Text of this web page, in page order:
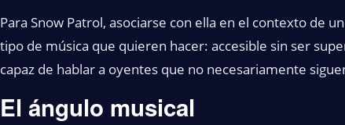
Para Snow Patrol, asociarse con ella en el contexto de
tipo de música que quieren hacer: accesible sin ser
capaz de hablar a oyentes que no necesariamente
El ángulo musical